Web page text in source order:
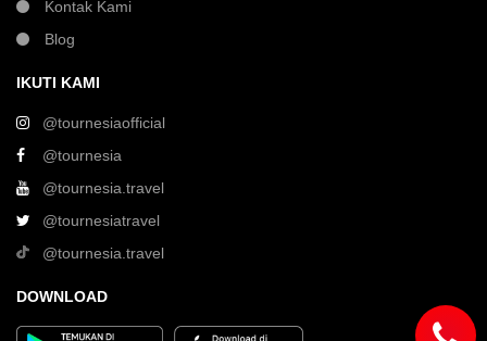
Kontak Kami
Blog
IKUTI KAMI
@tournesiaofficial
@tournesia
@tournesia.travel
@tournesiatravel
@tournesia.travel
DOWNLOAD